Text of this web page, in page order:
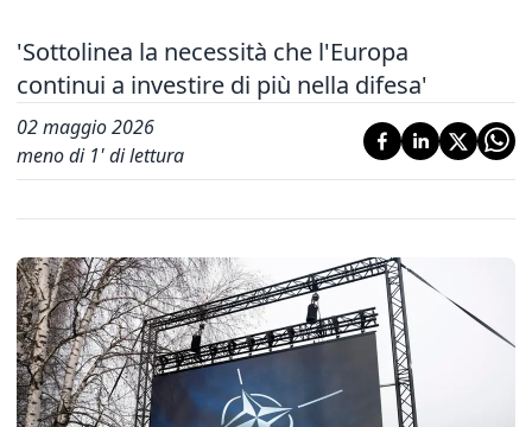
'Sottolinea la necessità che l'Europa
continui a investire di più nella difesa'
02 maggio 2026
meno di 1' di lettura